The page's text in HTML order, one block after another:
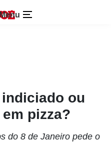
ou
pizza?
do 8 de Janeiro pede o